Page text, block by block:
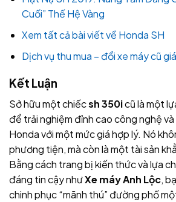
Cuối” Thế Hệ Vàng
Xem tất cả bài viết về Honda SH
Dịch vụ thu mua – đổi xe máy cũ
Kết Luận
Sở hữu một chiếcsh 350icũ là một
để trải nghiệm đỉnh cao công nghệ và
Honda với một mức giá hợp lý. Nó
phương tiện, mà còn là một tài sản
Bằng cách trang bị kiến thức và lựa
đáng tin cậy nhưXe máy Anh Lộc,
chinh phục “mãnh thú” đường phố